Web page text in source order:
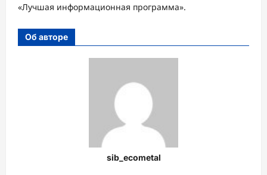
«Лучшая информационная программа».
Об авторе
sib_ecometal